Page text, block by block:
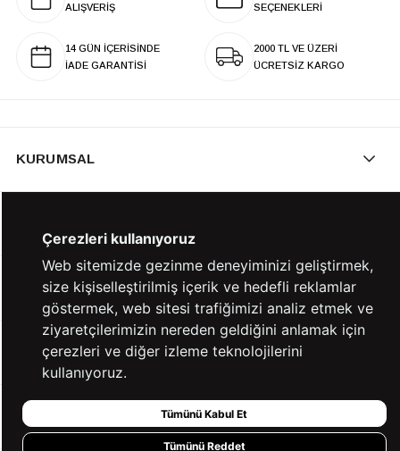
ALIŞVERİŞ
SEÇENEKLERİ
14 GÜN İÇERİSİNDE
İADE GARANTİSİ
2000 TL VE ÜZERİ
ÜCRETSİZ KARGO
KURUMSAL
YARDIM
BİZE ULAŞIN
HIZLI ERİŞİM
Çerezleri kullanıyoruz
Web sitemizde gezinme deneyiminizi geliştirmek,
size kişiselleştirilmiş içerik ve hedefli reklamlar
göstermek, web sitesi trafiğimizi analiz etmek ve
ziyaretçilerimizin nereden geldiğini anlamak için
çerezleri ve diğer izleme teknolojilerini
kullanıyoruz.
Tümünü Kabul Et
Tümünü Reddet